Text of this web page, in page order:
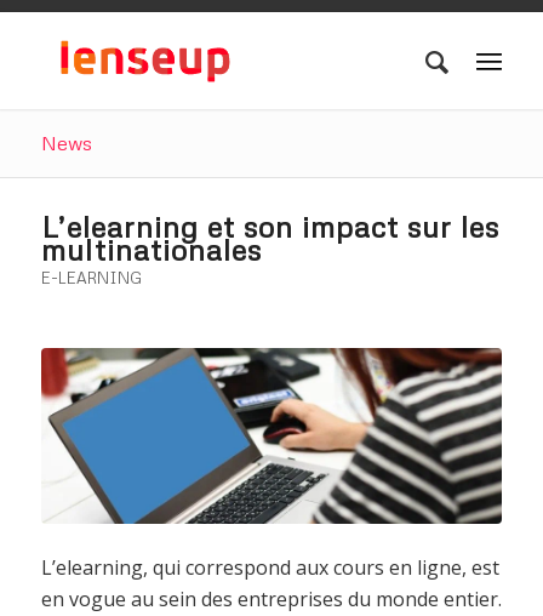
News
L’elearning et son impact sur les
multinationales
E-LEARNING
L’elearning, qui correspond aux cours en ligne, est
en vogue au sein des entreprises du monde entier.